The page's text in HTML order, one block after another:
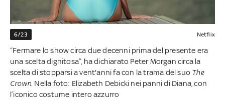
6/23 Netflix
“Fermare lo show circa due decenni prima del presente era
una scelta dignitosa”, ha dichiarato Peter Morgan circa la
scelta di stopparsi a vent'anni fa con la trama del suo The
Crown. Nella foto: Elizabeth Debicki nei panni di Diana, con
l’iconico costume intero azzurro